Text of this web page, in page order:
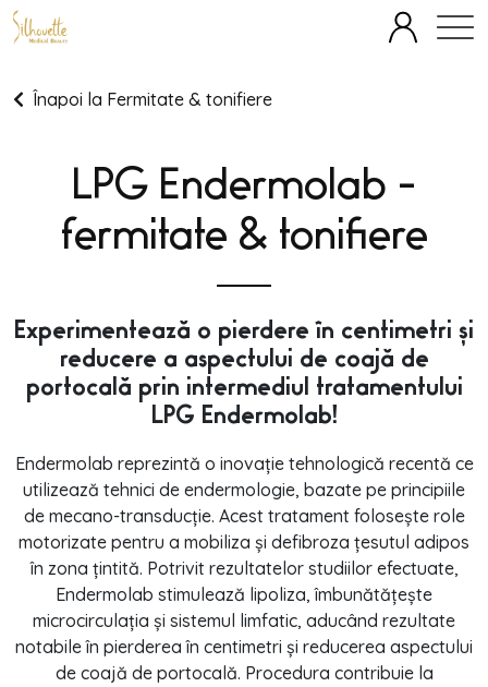
Înapoi la Fermitate & tonifiere
LPG Endermolab -
fermitate & tonifiere
Experimentează o pierdere în centimetri și
reducere a aspectului de coajă de
portocală prin intermediul tratamentului
LPG Endermolab!
Endermolab reprezintă o inovație tehnologică recentă ce
utilizează tehnici de endermologie, bazate pe principiile
de mecano-transducție. Acest tratament folosește role
motorizate pentru a mobiliza și defibroza țesutul adipos
în zona țintită. Potrivit rezultatelor studiilor efectuate,
Endermolab stimulează lipoliza, îmbunătățește
microcirculația și sistemul limfatic, aducând rezultate
notabile în pierderea în centimetri și reducerea aspectului
de coajă de portocală. Procedura contribuie la